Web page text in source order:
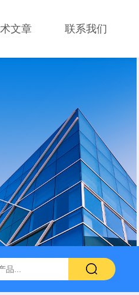
文章 联系我们
分析仪 GTOX-700便携式